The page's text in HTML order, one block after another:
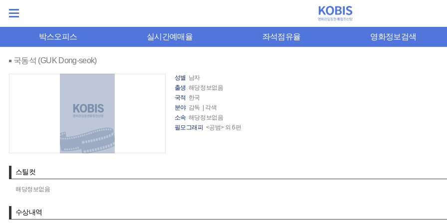
박스오피스 실시간예매율 좌석점유율 영화정보검색
국동석 (GUK Dong-seok)
성별 남자
출생 해당정보없음
국적 한국
분야 감독 | 각색
소속 해당정보없음
필모그래피 <공범> 외 6편
스틸컷
해당정보없음
수상내역